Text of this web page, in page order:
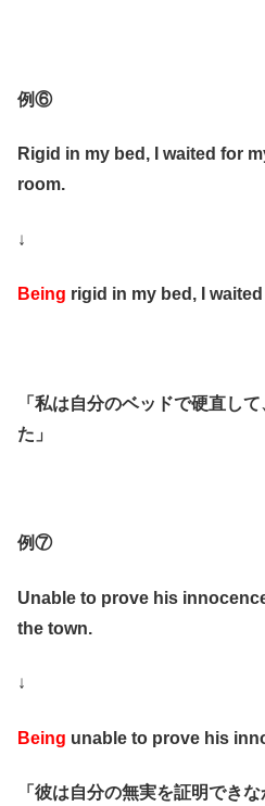
例⑥
Rigid in my bed, I waited for
room.
↓
Being rigid in my bed, I
「私は自分のベッドで硬直し
た」
例⑦
Unable to prove his
the town.
↓
Being unable to prove his
「彼は自分の無実を証明でき